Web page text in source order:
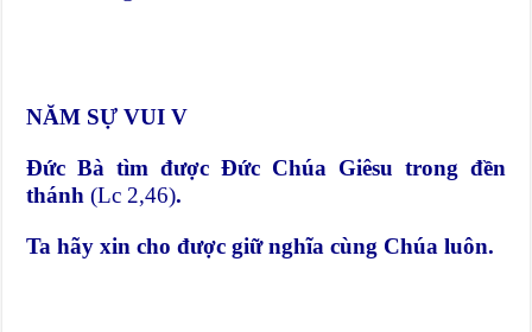
NĂM SỰ VUI V
Đức Bà tìm được Đức Chúa Giêsu trong đền
thánh(Lc 2,46).
Ta hãy xin cho được giữ nghĩa cùng Chúa luôn.